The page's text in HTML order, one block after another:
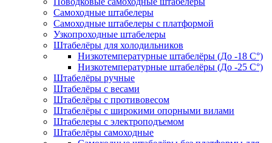
Самоходные штабелеры
Самоходные штабелеры с платформой
Узкопроходные штабелеры
Штабелёры для холодильников
Низкотемпературные штабелёры (До -18 C°)
Низкотемпературные штабелёры (До -25 C°)
Штабелёры ручные
Штабелёры с весами
Штабелёры с противовесом
Штабелёры с широкими опорными вилами
Штабелеры с электроподъемом
Штабелёры самоходные